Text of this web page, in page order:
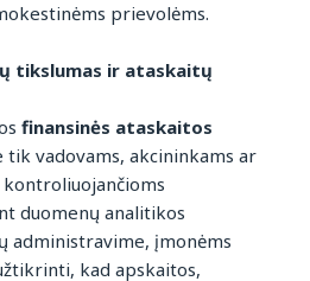
prievolėms.
tikslumas ir ataskaitų
finansinės ataskaitos
tik vadovams, akcininkams ar
duomenų analitikos
administravime, įmonėms
kad apskaitos,